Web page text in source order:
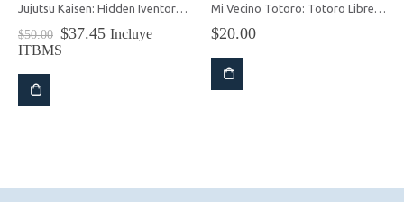
Jujutsu Kaisen: Hidden Iventory Póster LED
$50.00 El
precio
$37.45ElIncluye
ITBMS
Mi Vecino Totoro: Totoro Libreta Afelpada
$20.00